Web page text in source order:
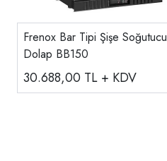
Frenox Bar Tipi Şişe Soğutucu
Dolap BB150
30.688,00 TL + KDV